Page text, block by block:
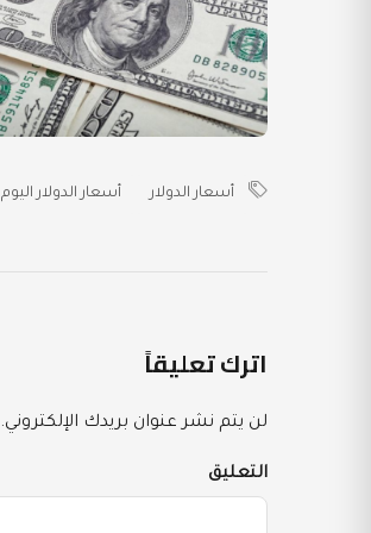
أسعار الدولار أسعار الدولار اليوم
اترك تعليقاً
لن يتم نشر عنوان بريدك الإلكتروني.
التعليق